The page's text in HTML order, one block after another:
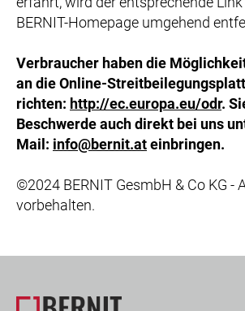
BERNIT-Homepage umgehend
Verbraucher haben die
an die Online-
richten: http://ec.europa.eu/odr.
Beschwerde auch direkt bei uns
Mail: info@bernit.ateinbringen.
©2024 BERNIT GesmbH & Co KG -
vorbehalten.